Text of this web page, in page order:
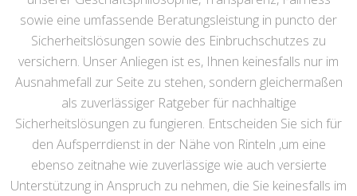
sowie eine umfassende Beratungsleistung in puncto der
Sicherheitslösungen sowie des Einbruchschutzes zu
versichern. Unser Anliegen ist es, Ihnen keinesfalls nur im
Ausnahmefall zur Seite zu stehen, sondern gleichermaßen
als zuverlässiger Ratgeber für nachhaltige
Sicherheitslösungen zu fungieren. Entscheiden Sie sich für
den Aufsperrdienst in der Nähe von Rinteln ,um eine
ebenso zeitnahe wie zuverlässige wie auch versierte
Unterstützung in Anspruch zu nehmen, die Sie keinesfalls im